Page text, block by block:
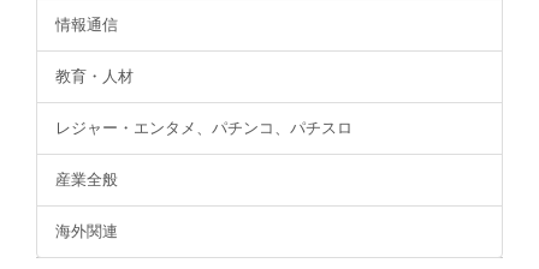
情報通信
教育・人材
レジャー・エンタメ、パチンコ、パチスロ
産業全般
海外関連